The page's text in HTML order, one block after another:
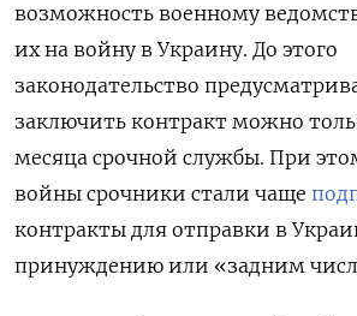
возможность военному
их на войну в Украину. До этого
законодательство
заключить контракт можно
месяца срочной службы. При
войны срочники стали чаще
контракты для отправки в
принуждению или «задним